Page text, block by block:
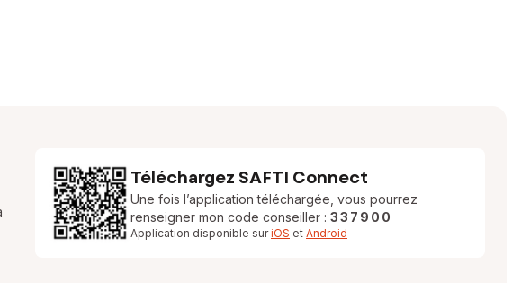
Téléchargez SAFTI Connect
Une fois l’application téléchargée, vous pourrez
renseigner mon code conseiller : 337900
Application disponible suriOS et Android